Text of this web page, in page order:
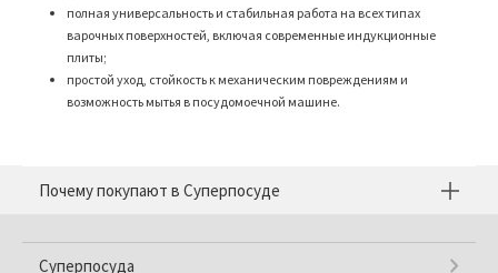
полная универсальность и стабильная работа на всех типах
варочных поверхностей, включая современные индукционные
плиты;
простой уход, стойкость к механическим повреждениям и
возможность мытья в посудомоечной машине.
Почему покупают в Суперпосуде
Суперпосуда